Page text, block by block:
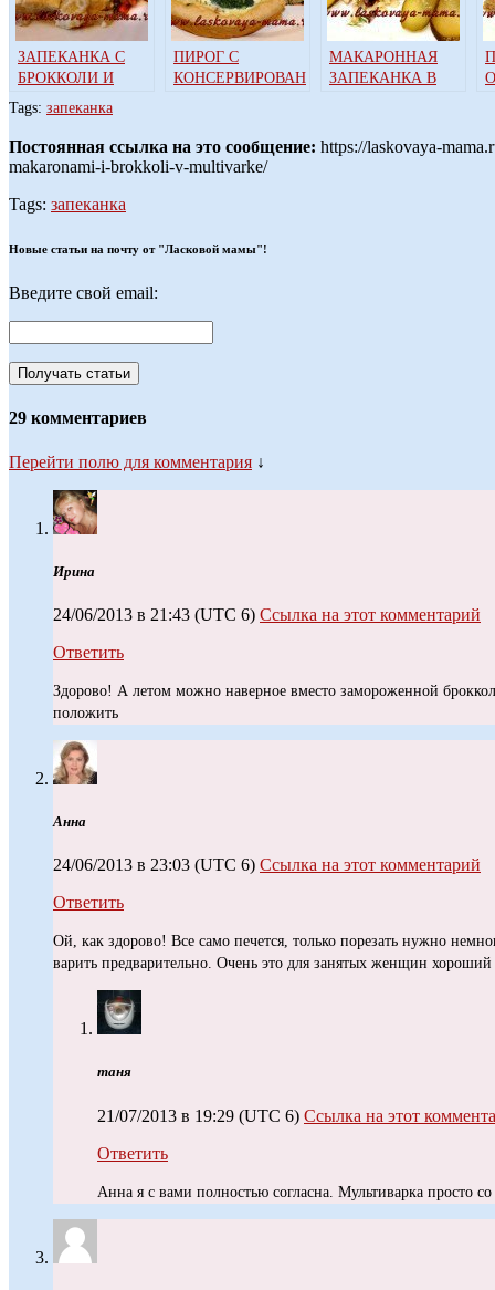
ЗАПЕКАНКА С
БРОККОЛИ И
ЦВЕТНОЙ
КАПУСТОЙ В
МУЛЬТИВАРКЕ
ПИРОГ С
КОНСЕРВИРОВАННОЙ
МУЛЬТИВАРКЕ
МАКАРОННАЯ
ЗАПЕКАНКА В
Tags: запеканка
Постоянная ссылка на это сообщение: https://laskovaya-
makaronami-i-brokkoli-v-multivarke/
Tags: запеканка
Новые статьи на почту от "Ласковой мамы"!
Введите свой email:
29 комментариев
Перейти полю для комментария ↓
Ирина
24/06/2013 в 21:43 (UTC 6) Ссылка на этот комментарий
Ответить
Здорово! А летом можно наверное вместо замороженной
положить
Анна
24/06/2013 в 23:03 (UTC 6) Ссылка на этот комментарий
Ответить
Ой, как здорово! Все само печется, только порезать нужно
варить предварительно. Очень это для занятых женщин хороший
таня
21/07/2013 в 19:29 (UTC 6) Ссылка на этот
Ответить
Анна я с вами полностью согласна. Мультиварка просто со